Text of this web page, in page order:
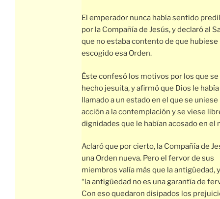
El emperador nunca había sentido
por la Compañía de Jesús, y declaró al
que no estaba contento de que hubiese
escogido esa Orden.
Éste confesó los motivos por los que se
hecho jesuita, y afirmó que Dios le había
llamado a un estado en el que se uniese
acción a la contemplación y se viese
dignidades que le habían acosado en el
Aclaró que por cierto, la Compañía de
una Orden nueva. Pero el fervor de sus
miembros valía más que la antigüedad,
“la antigüedad no es una garantía de
Con eso quedaron disipados los